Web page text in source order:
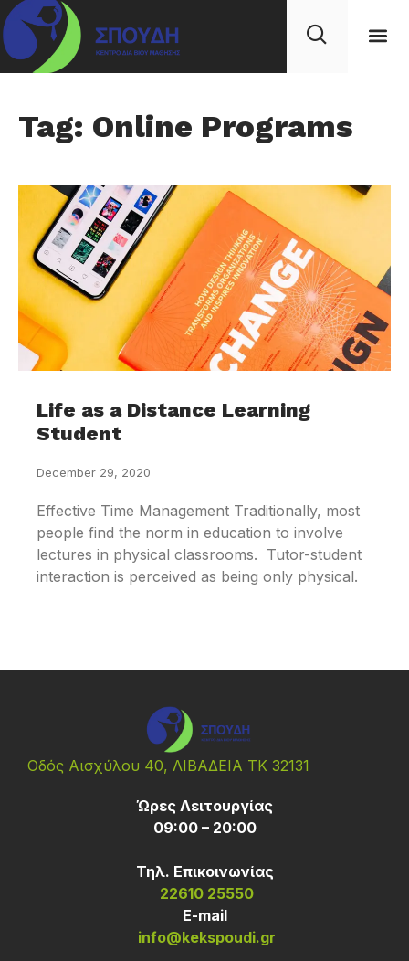
Tag: Online Programs
Life as a Distance Learning
Student
December 29, 2020
Effective Time Management Traditionally, most
people find the norm in education to involve
lectures in physical classrooms. Tutor-student
interaction is perceived as being only physical.
Οδός Αισχύλου 40, ΛΙΒΑΔΕΙΑ ΤΚ 32131
Ώρες Λειτουργίας
09:00 – 20:00
Τηλ. Επικοινωνίας
22610 25550
Ε-mail
info@kekspoudi.gr